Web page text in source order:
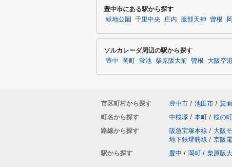
豊中市にある駅から探す
緑地公園 千里中央 庄内 服部天神 曽根
ソルカレーダ周辺の駅から探す
豊中 岡町 蛍池 柴原阪大前 曽根 大阪空
市区町村から探す 豊中市 / 池田市 / 箕
町名から探す
中桜塚 / 本町 / 桜の町
路線から探す
阪急宝塚本線 / 大阪
地下鉄堺筋線 / 京阪
駅から探す
豊中 / 岡町 / 柴原阪